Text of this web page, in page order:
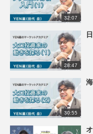
32:07
28:47
30:55